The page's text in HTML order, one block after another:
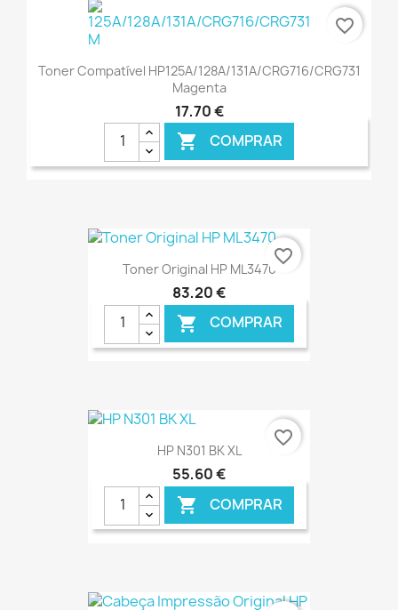
Toner Compatível HP125A/128A/131A/CRG716/CRG731
Magenta
17,70 €
 COMPRAR
favorite_border
Toner Original HP ML3470
83,20 €
 COMPRAR
€ ONLINE
favorite_border
HP N301 BK XL
55,60 €
 COMPRAR
favorite_border